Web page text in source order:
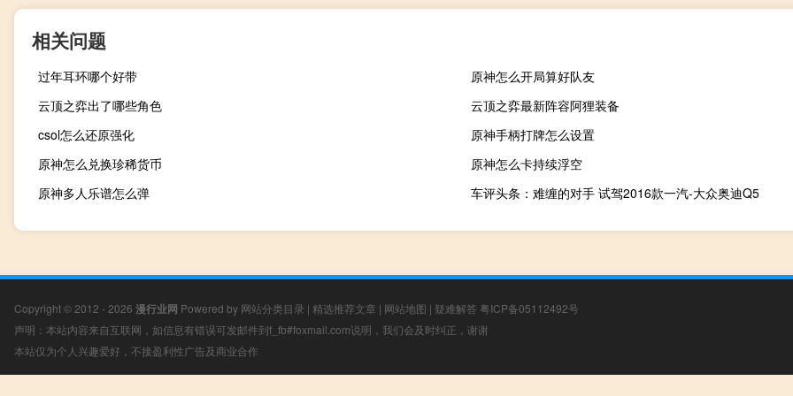
相关问题
过年耳环哪个好带
原神怎么开局算好队友
云顶之弈出了哪些角色
云顶之弈最新阵容阿狸装备
csol怎么还原强化
原神手柄打牌怎么设置
原神怎么兑换珍稀货币
原神怎么卡持续浮空
原神多人乐谱怎么弹
车评头条：难缠的对手 试驾2016款一汽-大众奥迪Q5
Copyright © 2012 - 2026 漫行业网 Powered by 网站分类目录 | 精选推荐文章 | 网站地图 | 疑难解答 粤ICP备05112492号
声明：本站内容来自互联网，如信息有错误可发邮件到f_fb#foxmail.com说明，我们会及时纠正，谢谢
本站仅为个人兴趣爱好，不接盈利性广告及商业合作